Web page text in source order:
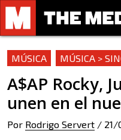
MÚSICA MÚSICA >
A$AP Rocky,
unen en el
Por Rodrigo Servert / 21/